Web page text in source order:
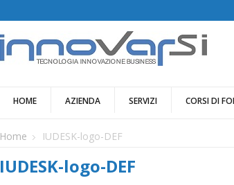
HOME AZIENDA SERVIZI CORSI DI
Home IUDESK-logo-DEF
IUDESK-logo-DEF